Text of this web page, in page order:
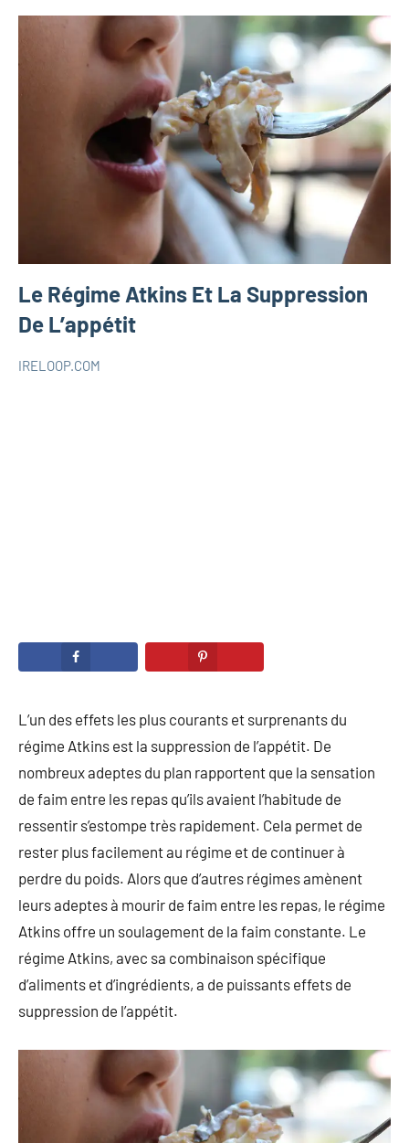
Le Régime Atkins Et La Suppression
De L’appétit
IRELOOP.COM
L’un des effets les plus courants et surprenants du
régime Atkins est la suppression de l’appétit. De
nombreux adeptes du plan rapportent que la sensation
de faim entre les repas qu’ils avaient l’habitude de
ressentir s’estompe très rapidement. Cela permet de
rester plus facilement au régime et de continuer à
perdre du poids. Alors que d’autres régimes amènent
leurs adeptes à mourir de faim entre les repas, le régime
Atkins offre un soulagement de la faim constante. Le
régime Atkins, avec sa combinaison spécifique
d’aliments et d’ingrédients, a de puissants effets de
suppression de l’appétit.